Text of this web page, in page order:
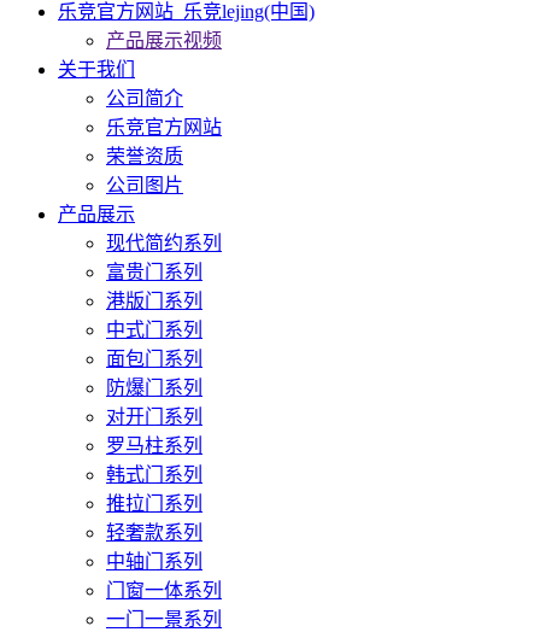
乐竞官方网站_乐竞lejing(中国)
产品展示视频
关于我们
公司简介
乐竞官方网站
荣誉资质
公司图片
产品展示
现代简约系列
富贵门系列
港版门系列
中式门系列
面包门系列
防爆门系列
对开门系列
罗马柱系列
韩式门系列
推拉门系列
轻奢款系列
中轴门系列
门窗一体系列
一门一景系列